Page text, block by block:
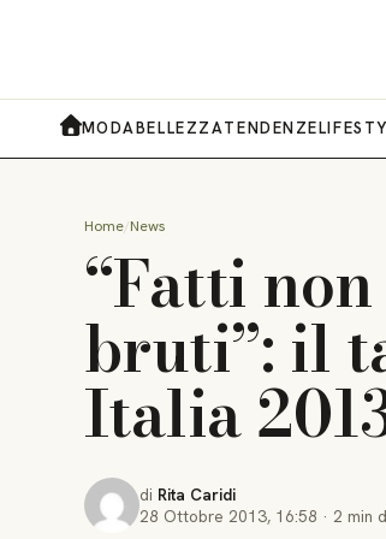
MODABELLEZZATENDENZE
Home News
“Fatti
bruti”: il
Italia
di Rita Caridi
28 Ottobre 2013, 16:58 · 2 min